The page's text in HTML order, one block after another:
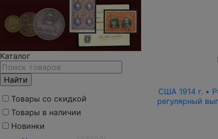
Каталог
Товары со скидкой
Товары в наличии
Новинки
США 1914 г. •
регулярный